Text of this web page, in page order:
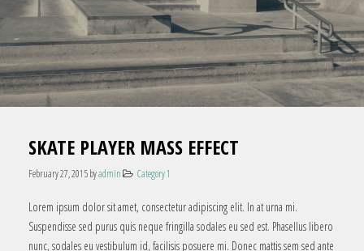
SKATE PLAYER MASS EFFECT
February 27, 2015byadmin Category 1
Lorem ipsum dolor sit amet, consectetur adipiscing elit. In at urna mi.
Suspendisse sed purus quis neque fringilla sodales eu sed est. Phasellus libero
nunc, sodales eu vestibulum id, facilisis posuere mi. Donec mattis sem sed ante